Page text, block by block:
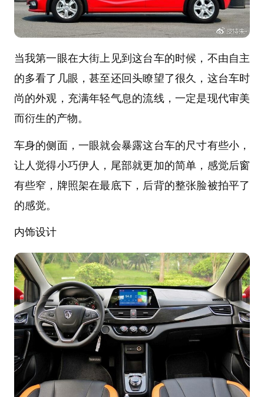
当我第一眼在大街上见到这台车的时候，不由自主
的多看了几眼，甚至还回头瞭望了很久，这台车时
尚的外观，充满年轻气息的流线，一定是现代审美
而衍生的产物。
车身的侧面，一眼就会暴露这台车的尺寸有些小，
让人觉得小巧伊人，尾部就更加的简单，感觉后窗
有些窄，牌照架在最底下，后背的整张脸被拍平了
的感觉。
内饰设计